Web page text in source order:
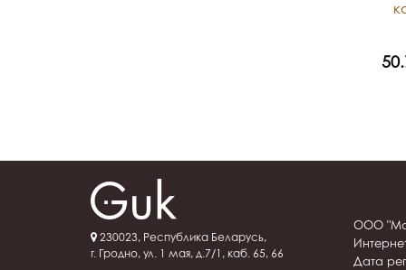
230023, Республика Беларусь,
г. Гродно, ул. 1 мая, д.7/1, каб. 65, 66
ООО
Дата